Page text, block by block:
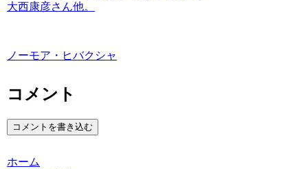
大西康彦さん他。
ノーモア・ヒバクシャ
コメント
コメントを書き込む
ホーム